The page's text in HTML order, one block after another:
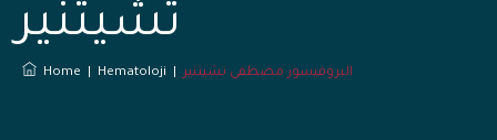
تشيتنير
Home Hematoloji البروفيسور مصطفى تشيتنير